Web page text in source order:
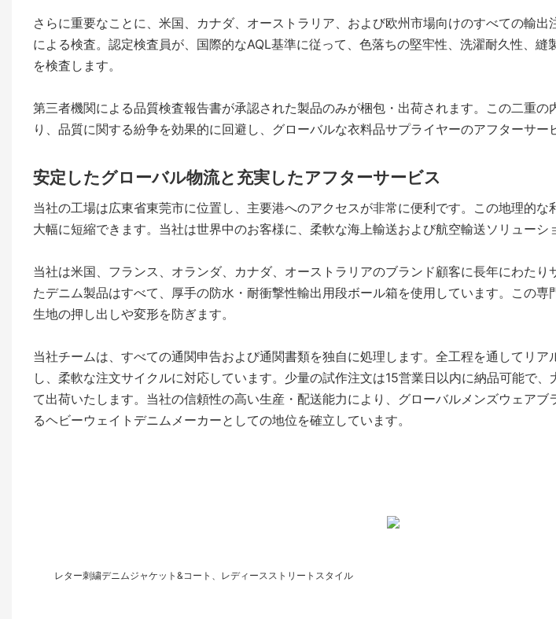
さらに重要なことに、米国、カナダ、オーストラリア、および欧州市場向けのすべての輸出
による検査。認定検査員が、国際的なAQL基準に従って、色落ちの堅牢性、洗濯耐久性、縫
を検査します。
第三者機関による品質検査報告書が承認された製品のみが梱包・出荷されます。この二重の
り、品質に関する紛争を効果的に回避し、グローバルな衣料品サプライヤーのアフターサー
安定したグローバル物流と充実したアフターサービス
当社の工場は広東省東莞市に位置し、主要港へのアクセスが非常に便利です。この地理的な
大幅に短縮できます。当社は世界中のお客様に、柔軟な海上輸送および航空輸送ソリューシ
当社は米国、フランス、オランダ、カナダ、オーストラリアのブランド顧客に長年にわたり
たデニム製品はすべて、厚手の防水・耐衝撃性輸出用段ボール箱を使用しています。この
生地の押し出しや変形を防ぎます。
当社チームは、すべての通関申告および通関書類を独自に処理します。全工程を通してリ
し、柔軟な注文サイクルに対応しています。少量の試作注文は15営業日以内に納品可能で
て出荷いたします。当社の信頼性の高い生産・配送能力により、グローバルメンズウェアブ
るヘビーウェイトデニムメーカーとしての地位を確立しています。
レター刺繍デニムジャケット&コート、レディースストリートスタイル